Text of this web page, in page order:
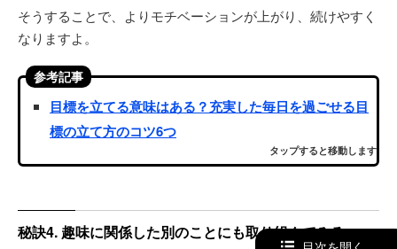
そうすることで、よりモチベーションが上がり、続けやすく
なりますよ。
参考記事
目標を立てる意味はある？充実した毎日を過ごせる目
標の立て方のコツ6つ
タップすると移動します
秘訣4. 趣味に関係した別のことにも取り組んでみる